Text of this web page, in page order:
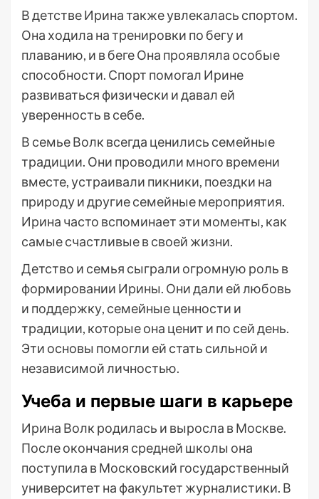
В детстве Ирина также увлекалась спортом.
Она ходила на тренировки по бегу и
плаванию, и в беге Она проявляла особые
способности. Спорт помогал Ирине
развиваться физически и давал ей
уверенность в себе.
В семье Волк всегда ценились семейные
традиции. Они проводили много времени
вместе, устраивали пикники, поездки на
природу и другие семейные мероприятия.
Ирина часто вспоминает эти моменты, как
самые счастливые в своей жизни.
Детство и семья сыграли огромную роль в
формировании Ирины. Они дали ей любовь
и поддержку, семейные ценности и
традиции, которые она ценит и по сей день.
Эти основы помогли ей стать сильной и
независимой личностью.
Учеба и первые шаги в карьере
Ирина Волк родилась и выросла в Москве.
После окончания средней школы она
поступила в Московский государственный
университет на факультет журналистики. В